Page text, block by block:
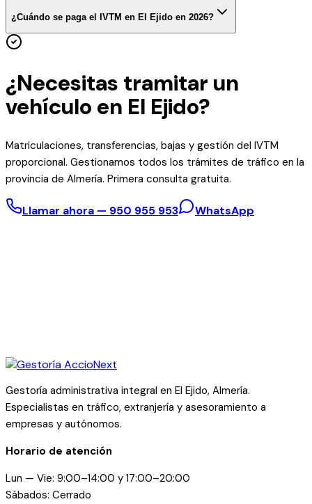
¿Cuándo se paga el IVTM en El Ejido en 2026?
¿Necesitas tramitar un
vehículo en El Ejido?
Matriculaciones, transferencias, bajas y gestión del IVTM
proporcional. Gestionamos todos los trámites de tráfico en la
provincia de Almería. Primera consulta gratuita.
Llamar ahora — 950 955 953 WhatsApp
Gestoría administrativa integral en El Ejido, Almería.
Especialistas en tráfico, extranjería y asesoramiento a
empresas y autónomos.
Horario de atención
Lun — Vie: 9:00–14:00 y 17:00–20:00
Sábados: Cerrado